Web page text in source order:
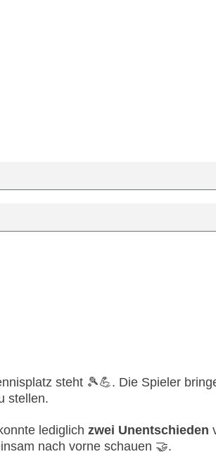
steht 🎾💪. Die Spieler
stellen.
lediglich zwei Unentschieden
nach vorne schauen 🤝.